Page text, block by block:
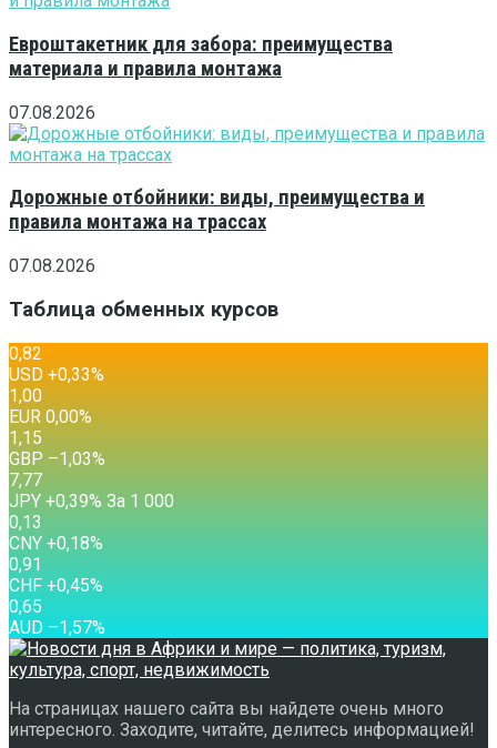
Евроштакетник для забора: преимущества
материала и правила монтажа
07.08.2026
Дорожные отбойники: виды, преимущества и
правила монтажа на трассах
07.08.2026
Таблица обменных курсов
0,82
USD +0,33%
1,00
EUR 0,00%
1,15
GBP –1,03%
7,77
JPY +0,39% За 1 000
0,13
CNY +0,18%
0,91
CHF +0,45%
0,65
AUD –1,57%
На страницах нашего сайта вы найдете очень много
интересного. Заходите, читайте, делитесь информацией!